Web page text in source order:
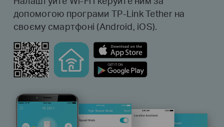
допомогою програми TP-Link Tether на
своєму смартфоні (Android, iOS).